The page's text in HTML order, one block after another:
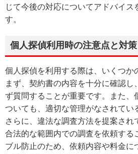
じて今後の対応についてアドバイス
す。
個人探偵利用時の注意点と対策
個人探偵を利用する際は、いくつか
まず、契約書の内容を十分に確認し
ず質問することが重要です。また、
ついても、適切な管理がなされてい
さらに、違法な調査方法を提案され
合法的な範囲内での調査を依頼する
ブル防止のため、依頼内容や料金に